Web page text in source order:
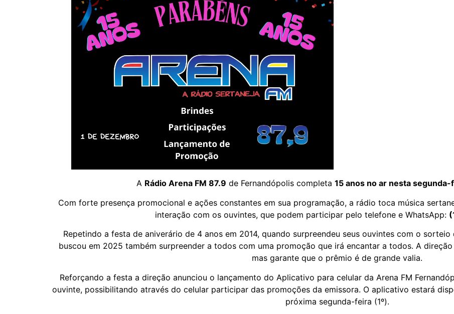
A Rádio Arena FM 87.9 de Fernandópolis completa 15 anos no ar nesta
Com forte presença promocional e ações constantes em sua programação, a rádio toca música
interação com os ouvintes, que podem participar pelo telefone e WhatsApp:
Repetindo a festa de aniverário de 4 anos em 2014, quando surpreendeu seus ouvintes com o
buscou em 2025 também surpreender a todos com uma promoção que irá encantar a todos. A
mas garante que o prêmio é de grande valia.
Reforçando a festa a direção anunciou o lançamento do Aplicativo para celular da Arena FM
ouvinte, possibilitando através do celular participar das promoções da emissora. O aplicativo estará
próxima segunda-feira (1º).